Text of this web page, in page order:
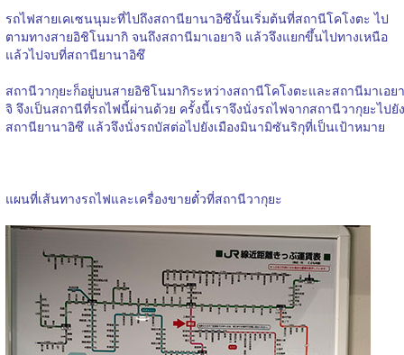
รถไฟสายเคเซนนุมะที่ไปถึงสถานียานาอิซึนั้นเริ่มต้นที่สถานีโคโงตะ ไป
ตามทางสายอิชิโนมากิ จนถึงสถานีมาเอยาจิ แล้วจึงแยกขึ้นไปทางเหนือ
แล้วไปจบที่สถานียานาอิซึ
สถานีวากุยะก็อยู่บนสายอิชิโนมากิระหว่างสถานีโคโงตะและสถานีมาเอยา
จิ จึงเป็นสถานีที่รถไฟนี้ผ่านด้วย ครั้งนี้เราจึงนั่งรถไฟจากสถานีวากุยะไปยัง
สถานียานาอิซึ แล้วจึงนั่งรถบัสต่อไปยังเมืองมินามิซันริกุที่เป็นเป้าหมาย
แผนที่เส้นทางรถไฟและเครื่องขายตั๋วที่สถานีวากุยะ